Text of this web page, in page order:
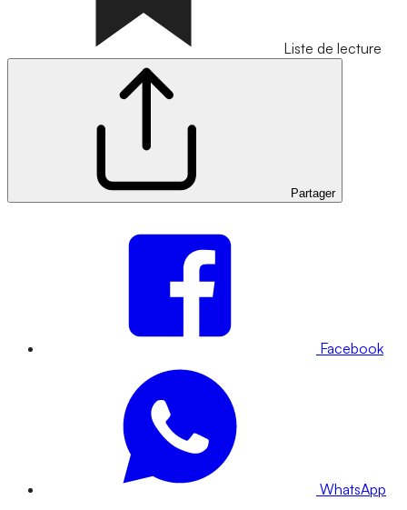
Liste de lecture
Partager
Facebook
WhatsApp